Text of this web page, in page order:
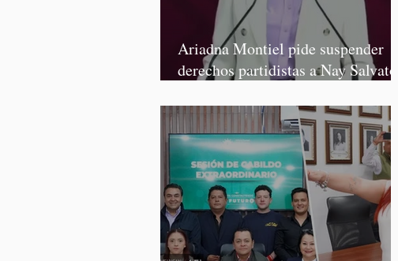
Ariadna Montiel pide suspender
derechos partidistas a Nay Salvatori